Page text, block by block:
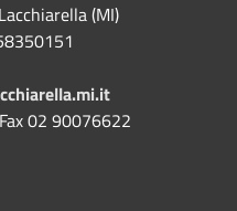
(MI)
02 90076622